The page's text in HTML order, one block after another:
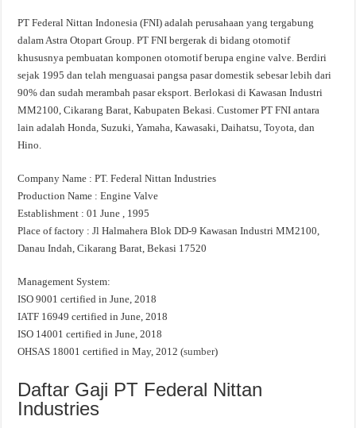
PT Federal Nittan Indonesia (FNI) adalah perusahaan yang tergabung
dalam Astra Otopart Group. PT FNI bergerak di bidang otomotif
khususnya pembuatan komponen otomotif berupa engine valve. Berdiri
sejak 1995 dan telah menguasai pangsa pasar domestik sebesar lebih dari
90% dan sudah merambah pasar eksport. Berlokasi di Kawasan Industri
MM2100, Cikarang Barat, Kabupaten Bekasi. Customer PT FNI antara
lain adalah Honda, Suzuki, Yamaha, Kawasaki, Daihatsu, Toyota, dan
Hino.
Company Name : PT. Federal Nittan Industries
Production Name : Engine Valve
Establishment : 01 June , 1995
Place of factory : Jl Halmahera Blok DD-9 Kawasan Industri MM2100,
Danau Indah, Cikarang Barat, Bekasi 17520
Management System:
ISO 9001 certified in June, 2018
IATF 16949 certified in June, 2018
ISO 14001 certified in June, 2018
OHSAS 18001 certified in May, 2012 (sumber)
Daftar Gaji PT Federal Nittan
Industries